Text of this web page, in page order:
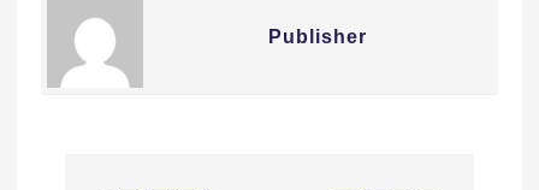
Publisher